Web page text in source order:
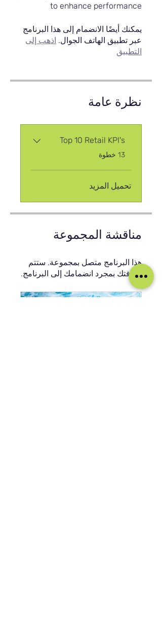
to enhance performance
يمكنك أيضًا الانضمام إلى هذا البرنامج
عبر تطبيق الهاتف الجوال. اذهب إلى
التطبيق
نظرة عامة
Top 10 Retail KPI's
.
13 خطوة
تحميل المزيد
مناقشة المجموعة
هذا البرنامج متصل بمجموعة. ستتم
إضافتك بمجرد انضمامك إلى البرنامج.